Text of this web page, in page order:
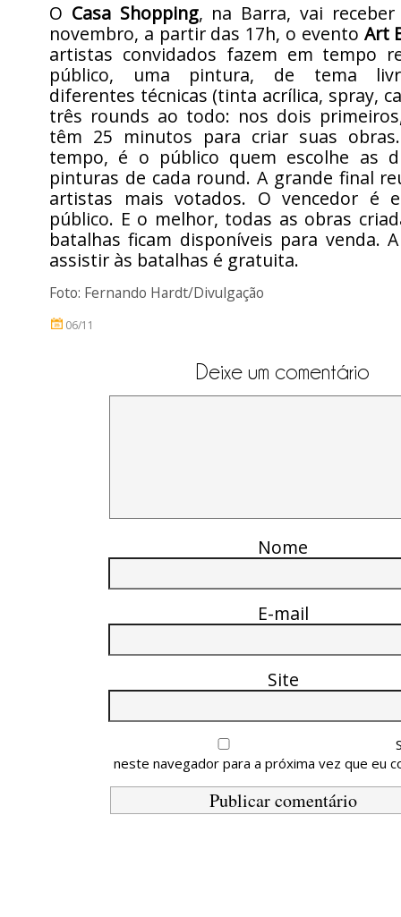
O Casa Shopping, na Barra, vai
novembro, a partir das 17h, o evento Art
artistas convidados fazem em tempo
público, uma pintura, de tema
diferentes técnicas (tinta acrílica, spray,
três rounds ao todo: nos dois
têm 25 minutos para criar suas
tempo, é o público quem escolhe as
pinturas de cada round. A grande final
artistas mais votados. O vencedor é
público. E o melhor, todas as obras
batalhas ficam disponíveis para venda.
assistir às batalhas é gratuita.
Foto: Fernando Hardt/Divulgação
06/11
Deixe um comentário
Nome
E-mail
Site
neste navegador para a próxima vez que eu